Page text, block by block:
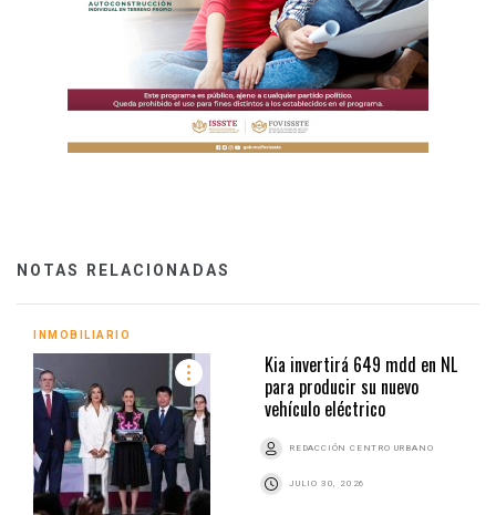
NOTAS RELACIONADAS
INMOBILIARIO
Kia invertirá 649 mdd en NL
para producir su nuevo
vehículo eléctrico
REDACCIÓN CENTRO URBANO
JULIO 30, 2026